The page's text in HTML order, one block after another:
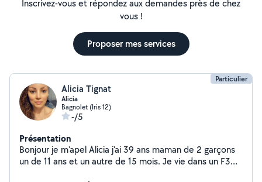
Inscrivez-vous et répondez aux demandes près de chez
vous !
Proposer mes services
Particulier
Alicia Tignat
Alicia
Bagnolet (Iris 12)
-/5
Présentation
Bonjour je m'apel Alicia j'ai 39 ans maman de 2 garçons
un de 11 ans et un autre de 15 mois. Je vie dans un F3